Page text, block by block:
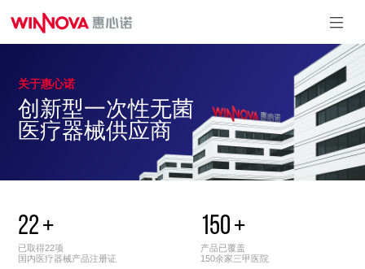
麻醉&重症系
列
一次性使用测温中
心静脉导管
管插管
气道
一次性使用体温传
一次性使用内窥镜
取石篮
一次性使用输尿管
一次性使用泌尿道
用导丝
一次性使用球囊
扩充压力泵
引流系列
一次性使用引
流导管套装
关于惠心诺
创新型一次性无菌
医疗器械供应商
22+
已取得22项
国内医疗器械产品注册证
150+
产品已覆盖
150余家三甲医院